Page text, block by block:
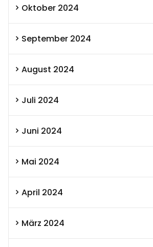
Oktober 2024
September 2024
August 2024
Juli 2024
Juni 2024
Mai 2024
April 2024
März 2024